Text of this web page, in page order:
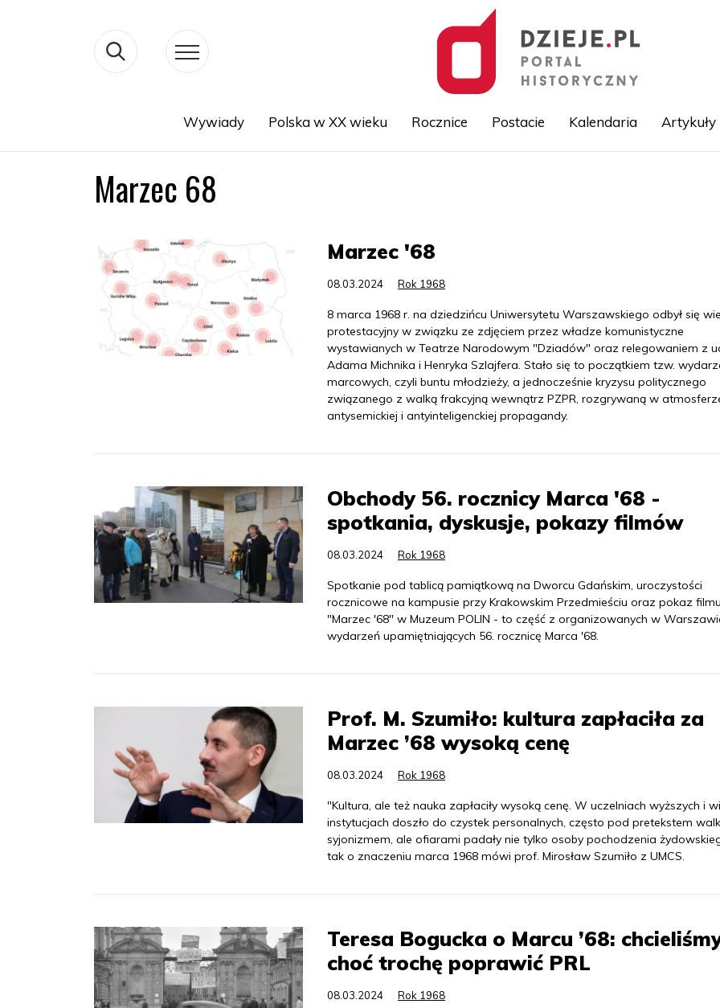
Wywiady Polska w XX wieku Rocznice Postacie Kalendaria Artykuły
Marzec 68
Marzec '68
08.03.2024 Rok 1968
8 marca 1968 r. na dziedzińcu Uniwersytetu Warszawskiego odbył się
protestacyjny w związku ze zdjęciem przez władze komunistyczne
wystawianych w Teatrze Narodowym "Dziadów" oraz relegowaniem z
Adama Michnika i Henryka Szlajfera. Stało się to początkiem tzw.
marcowych, czyli buntu młodzieży, a jednocześnie kryzysu politycznego
związanego z walką frakcyjną wewnątrz PZPR, rozgrywaną w
antysemickiej i antyinteligenckiej propagandy.
Obchody 56. rocznicy Marca '68 -
spotkania, dyskusje, pokazy filmów
08.03.2024 Rok 1968
Spotkanie pod tablicą pamiątkową na Dworcu Gdańskim, uroczystości
rocznicowe na kampusie przy Krakowskim Przedmieściu oraz pokaz filmu
"Marzec '68" w Muzeum POLIN - to część z organizowanych w
wydarzeń upamiętniających 56. rocznicę Marca '68.
Prof. M. Szumiło: kultura zapłaciła za
Marzec ’68 wysoką cenę
08.03.2024 Rok 1968
"Kultura, ale też nauka zapłaciły wysoką cenę. W uczelniach wyższych i
instytucjach doszło do czystek personalnych, często pod pretekstem
syjonizmem, ale ofiarami padały nie tylko osoby pochodzenia
tak o znaczeniu marca 1968 mówi prof. Mirosław Szumiło z UMCS.
Teresa Bogucka o Marcu ’68:
choć trochę poprawić PRL
08.03.2024 Rok 1968